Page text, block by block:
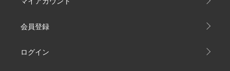
会員登録
ログイン